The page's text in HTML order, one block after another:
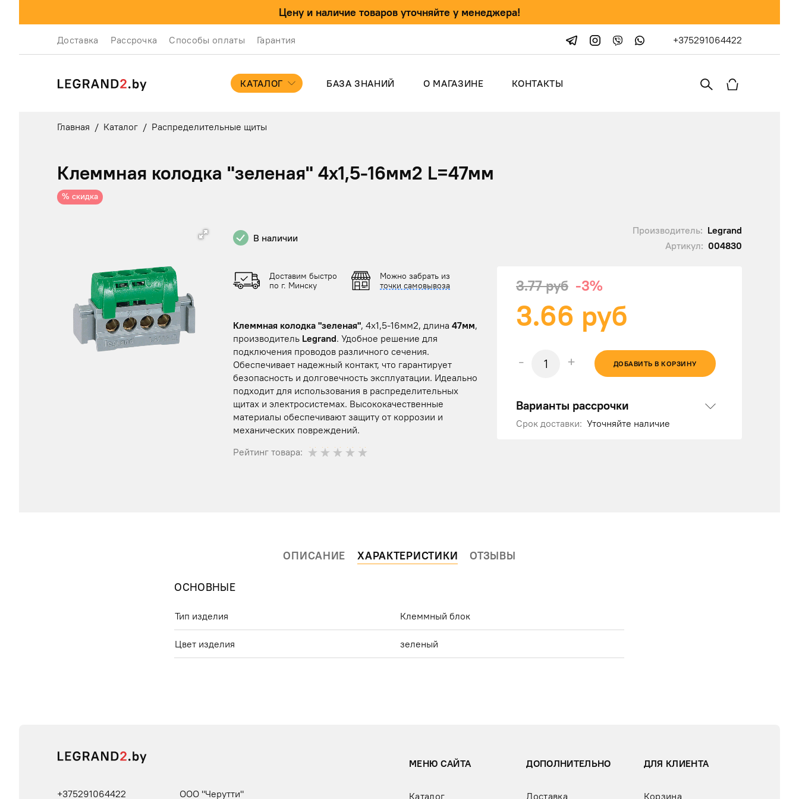
Цену и наличие товаров уточняйте у менеджера!
Доставка Рассрочка Способы оплаты Гарантия +375291064422
КАТАЛОГ БАЗА ЗНАНИЙ О МАГАЗИНЕ КОНТАКТЫ
Главная / Каталог / Распределительные щиты
Клеммная колодка "зеленая" 4х1,5-16мм2 L=47мм
% скидка
В наличии
Производитель: Legrand
Артикул: 004830
Доставим быстро
по г. Минску
Можно забрать из
точки самовывоза
Клеммная колодка "зеленая", 4х1,5-16мм2, длина 47мм,
производитель Legrand. Удобное решение для
подключения проводов различного сечения.
Обеспечивает надежный контакт, что гарантирует
безопасность и долговечность эксплуатации. Идеально
подходит для использования в распределительных
щитах и электросистемах. Высококачественные
материалы обеспечивают защиту от коррозии и
механических повреждений.
Рейтинг товара:
3.77 руб -3%
3.66 руб
- + ДОБАВИТЬ В КОРЗИНУ
Варианты рассрочки
Срок доставки: Уточняйте наличие
ОПИСАНИЕ ХАРАКТЕРИСТИКИ ОТЗЫВЫ
ОСНОВНЫЕ
Тип изделия Клеммный блок
Цвет изделия зеленый
+375291064422 ООО "Черутти"
МЕНЮ САЙТА
Каталог
ДОПОЛНИТЕЛЬНО
Доставка
ДЛЯ КЛИЕНТА
Корзина